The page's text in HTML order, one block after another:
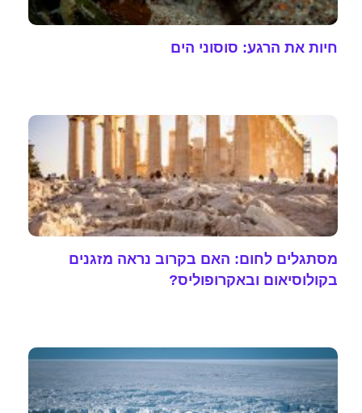
חיות את הרגע: סוסוני הים
מסתגלים לחום: האם בקרוב נראה מזגנים
בקולוסיאום ובאקרופוליס?